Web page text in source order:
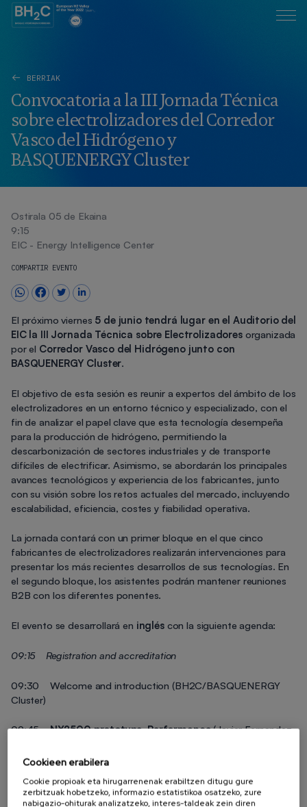
BERRIAK
Convocatoria a la III Jornada Técnica
sobre electrolizadores del Corredor
Vasco del Hidrógeno y
BASQUENERGY Cluster
Ostirala 05 de Ekaina
9:15
EIC - Energy Intelligence Center
COMPARTIR EVENTO
El próximo viernes 5 de junio tendrá lugar en el Auditorio del
EIC la III Jornada Técnica sobre Electrolizadoresorganizada
por el Corredor Vasco del Hidrógeno junto con
BASQUENERGY Cluster.
El objetivo de esta sesión es reunir a expertos del ámbito de los
electrolizadores en un entorno técnico y especializado, con el
fin de analizar el papel clave que esta tecnología desempeña
para la producción de hidrógeno, permitiendo la
descarbonización de sectores industriales y de transporte
difíciles de electrificar. Asimismo, se abordarán los principales
avances tecnológicos y experiencia de los fabricantes, junto
con su visión sobre los retos actuales del mercado, incluyendo
escalabilidad, eficiencia, costes y fiabilidad operativa.
La jornada contará con un primer bloque en el que cinco
fabricantes de electrolizadores realizarán intervenciones para
presentar los más recientes desarrollos de sus tecnologías. En
el segundo bloque, los asistentes podrán mantener reuniones
B2B con los diferentes ponentes.
El evento se desarrollará en inglés con la siguiente agenda:
09:15 Registration and accreditation
09:30 Welcome and introduction (BH2C/BASQUENERGY
Cluster)
09:45NX2500 prototype. Performance(Javier Fernandez,
Olshausen, Founder & CTOSunfire SE)
Cookieen erabilera
Cookie propioak eta hirugarrenenak erabiltzen ditugu gure
zerbitzuak hobetzeko, informazio estatistikoa osatzeko, zure
nabigazio-ohiturak analizatzeko, interes-taldeak zein diren